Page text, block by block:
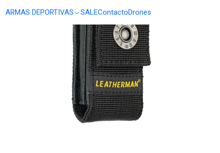
ARMAS DEPORTIVAS SALEContactoDrones